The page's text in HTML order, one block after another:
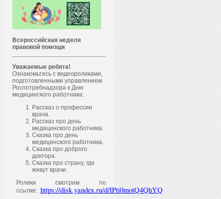
Всероссийская неделя
правовой помощи
Уважаемые ребята!
Ознакомьтесь с видеороликами,
подготовленными управлением
Роспотребнадзора к Дню
медицинского работника:
Рассказ о профессии
врача.
Рассказ про день
медицинского работника.
Сказка про день
медицинского работника.
Сказка про доброго
доктора.
Сказка про страну, где
живут врачи.
Ролики смотрим по
ссылке: https://disk.yandex.ru/d/IPti0motQ4QhYQ